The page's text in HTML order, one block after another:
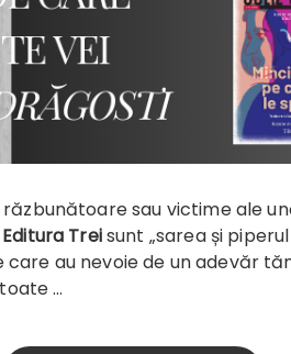
sau victime ale
Editura Treisunt „sarea și
care au nevoie de un adevăr
…